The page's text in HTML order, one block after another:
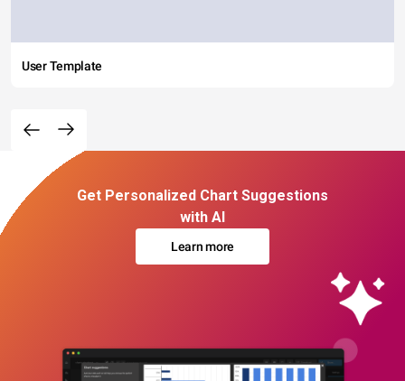
User Template
Get Personalized Chart Suggestions
with AI
Learn more